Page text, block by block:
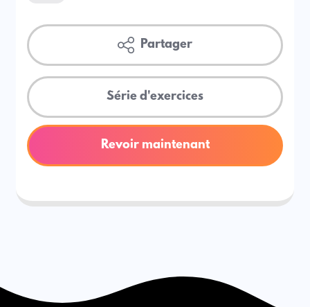
Partager
Série d'exercices
Revoir maintenant